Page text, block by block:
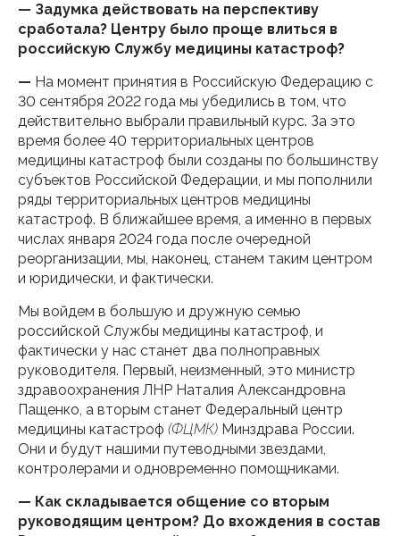
— Задумка действовать на перспективу
сработала? Центру было проще влиться в
российскую Службу медицины катастроф?
— На момент принятия в Российскую Федерацию с
30 сентября 2022 года мы убедились в том, что
действительно выбрали правильный курс. За это
время более 40 территориальных центров
медицины катастроф были созданы по большинству
субъектов Российской Федерации, и мы пополнили
ряды территориальных центров медицины
катастроф. В ближайшее время, а именно в первых
числах января 2024 года после очередной
реорганизации, мы, наконец, станем таким центром
и юридически, и фактически.
Мы войдем в большую и дружную семью
российской Службы медицины катастроф, и
фактически у нас станет два полноправных
руководителя. Первый, неизменный, это министр
здравоохранения ЛНР Наталия Александровна
Пащенко, а вторым станет Федеральный центр
медицины катастроф (ФЦМК) Минздрава России.
Они и будут нашими путеводными звездами,
контролерами и одновременно помощниками.
— Как складывается общение со вторым
руководящим центром? До вхождения в состав